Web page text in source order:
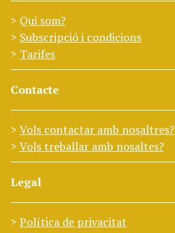
Qui som?
Subscripció i condicions
Tarifes
Contacte
Vols contactar amb nosaltres?
Vols treballar amb nosaltes?
Legal
Política de privacitat